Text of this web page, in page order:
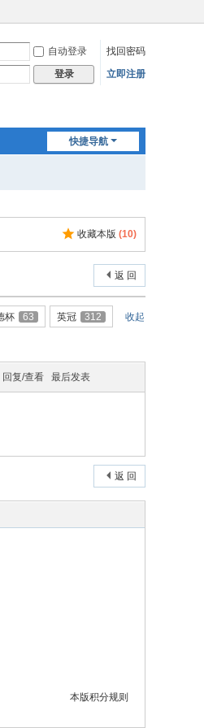
自动登录
找回密码
登录 立即注册
快捷导航
收藏本版 (10)
返 回
收起
杯 63 英冠 312
回复/查看 最后发表
返 回
本版积分规则